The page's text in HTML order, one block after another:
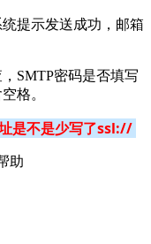
提示发送成功，邮箱
SMTP密码是否填写
格。
是不是少写了ssl://
助